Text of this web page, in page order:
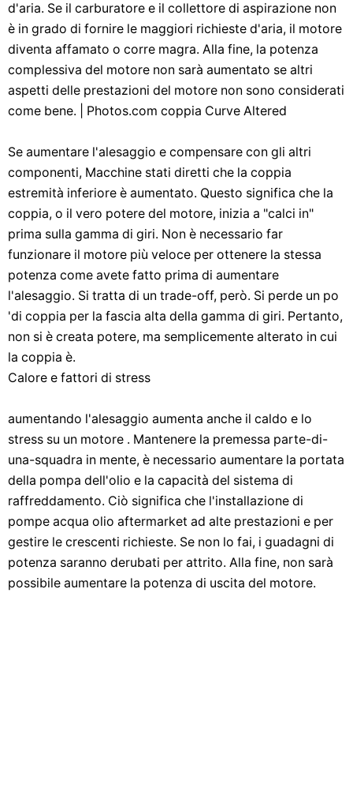
d'aria. Se il carburatore e il collettore di aspirazione non
è in grado di fornire le maggiori richieste d'aria, il motore
diventa affamato o corre magra. Alla fine, la potenza
complessiva del motore non sarà aumentato se altri
aspetti delle prestazioni del motore non sono considerati
come bene. | ​​Photos.com coppia Curve Altered
Se aumentare l'alesaggio e compensare con gli altri
componenti, Macchine stati diretti che la coppia
estremità inferiore è aumentato. Questo significa che la
coppia, o il vero potere del motore, inizia a "calci in"
prima sulla gamma di giri. Non è necessario far
funzionare il motore più veloce per ottenere la stessa
potenza come avete fatto prima di aumentare
l'alesaggio. Si tratta di un trade-off, però. Si perde un po
'di coppia per la fascia alta della gamma di giri. Pertanto,
non si è creata potere, ma semplicemente alterato in cui
la coppia è.
Calore e fattori di stress
aumentando l'alesaggio aumenta anche il caldo e lo
stress su un motore . Mantenere la premessa parte-di-
una-squadra in mente, è necessario aumentare la portata
della pompa dell'olio e la capacità del sistema di
raffreddamento. Ciò significa che l'installazione di
pompe acqua olio aftermarket ad alte prestazioni e per
gestire le crescenti richieste. Se non lo fai, i guadagni di
potenza saranno derubati per attrito. Alla fine, non sarà
possibile aumentare la potenza di uscita del motore.